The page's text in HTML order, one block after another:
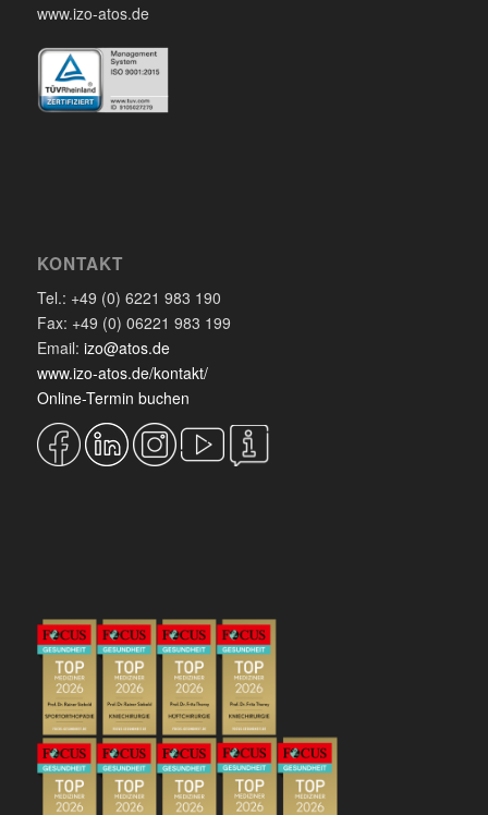
www.izo-atos.de
KONTAKT
Tel.: +49 (0) 6221 983 190
Fax: +49 (0) 06221 983 199
Email: izo@atos.de
www.izo-atos.de/kontakt/
Online-Termin buchen